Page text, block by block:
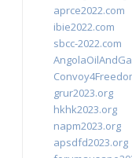
aprce2022.com
ibie2022.com
sbcc-2022.com
grur2023.org
hkhk2023.org
napm2023.org
apsdfd2023.org